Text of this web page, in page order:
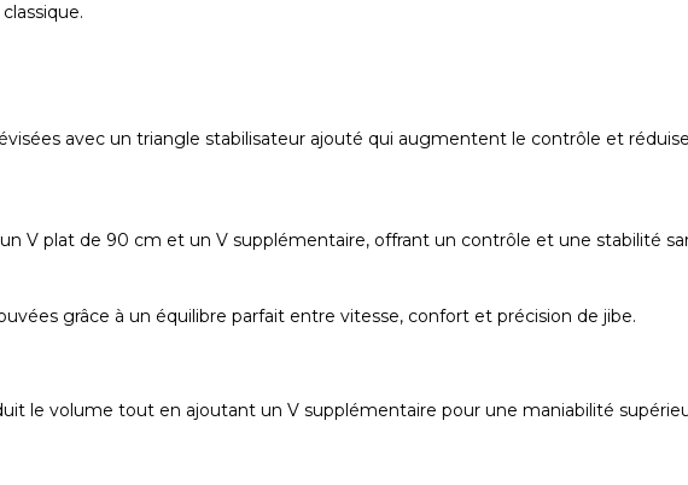
avec un triangle stabilisateur ajouté qui augmentent le contrôle et
V plat de 90 cm et un V supplémentaire, offrant un contrôle et une stabilité
grâce à un équilibre parfait entre vitesse, confort et précision de jibe.
le volume tout en ajoutant un V supplémentaire pour une maniabilité